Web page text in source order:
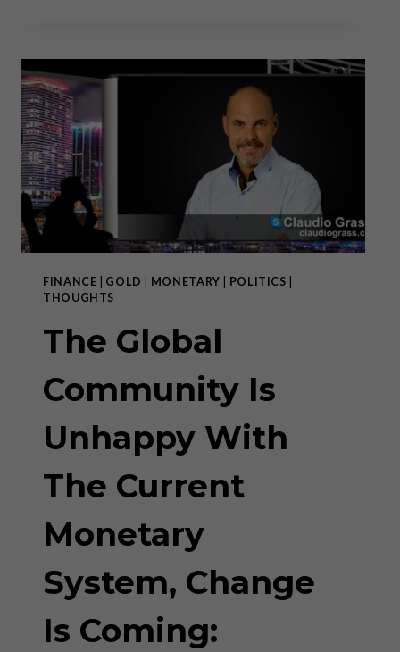
WHERE
WE
FINANCE GOLD MONETARY POLITICS
THOUGHTS
The Global
Community Is
Unhappy With
The Current
Monetary
System, Change
Is Coming: